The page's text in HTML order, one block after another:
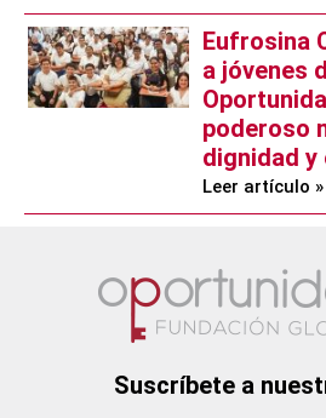
Eufrosina
a jóvenes
poderoso
dignidad y
Leer artículo »
Suscríbete a